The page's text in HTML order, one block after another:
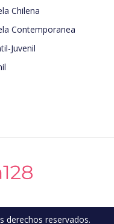
Chilena
Contemporanea
Juvenil
derechos reservados.